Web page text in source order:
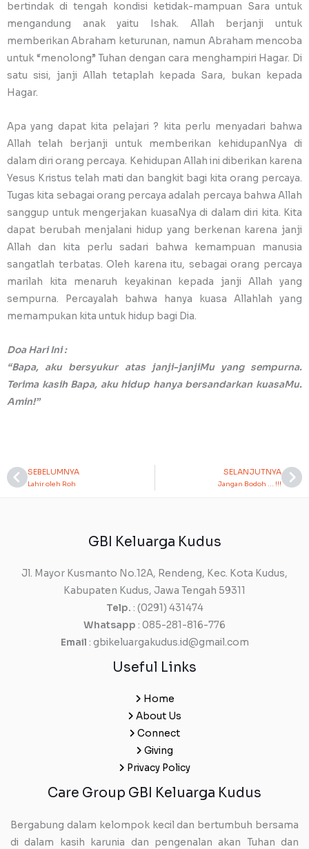
bertindak di tengah kondisi ketidak-mampuan Sara untuk
mengandung anak yaitu Ishak. Allah berjanji untuk
memberikan Abraham keturunan, namun Abraham mencoba
untuk “menolong” Tuhan dengan cara menghampiri Hagar. Di
satu sisi, janji Allah tetaplah kepada Sara, bukan kepada
Hagar.
Apa yang dapat kita pelajari ? kita perlu menyadari bahwa
Allah telah berjanji untuk memberikan kehidupanNya di
dalam diri orang percaya. Kehidupan Allah ini diberikan karena
Yesus Kristus telah mati dan bangkit bagi kita orang percaya.
Tugas kita sebagai orang percaya adalah percaya bahwa Allah
sanggup untuk mengerjakan kuasaNya di dalam diri kita. Kita
dapat berubah menjalani hidup yang berkenan karena janji
Allah dan kita perlu sadari bahwa kemampuan manusia
sangatlah terbatas. Oleh karena itu, sebagai orang percaya
marilah kita menaruh keyakinan kepada janji Allah yang
sempurna. Percayalah bahwa hanya kuasa Allahlah yang
memampukan kita untuk hidup bagi Dia.
Doa Hari Ini :
“Bapa, aku bersyukur atas janji-janjiMu yang sempurna.
Terima kasih Bapa, aku hidup hanya bersandarkan kuasaMu.
Amin!”
Prev
SEBELUMNYA
Lahir oleh Roh
SELANJUTNYA
Jangan Bodoh … !!!
GBI Keluarga Kudus
Jl. Mayor Kusmanto No.12A, Rendeng, Kec. Kota Kudus,
Kabupaten Kudus, Jawa Tengah 59311
Telp. : (0291) 431474
Whatsapp : 085-281-816-776
Email : gbikeluargakudus.id@gmail.com
Useful Links
Home
About Us
Connect
Giving
Privacy Policy
Care Group GBI Keluarga Kudus
Bergabung dalam kelompok kecil dan bertumbuh bersama
di dalam kasih karunia dan pengenalan akan Tuhan dan